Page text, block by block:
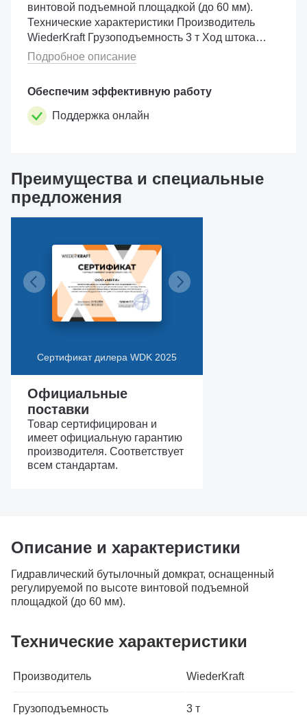
винтовой подъемной площадкой (до 60 мм).
Технические характеристики Производитель
WiederKraft Грузоподъемность 3 т Ход штока
118 мм Основание 92 x 100 мм Высота 194 мм
Вес 3,6 к�...
Подробное описание
Обеспечим эффективную работу
Поддержка онлайн
Преимущества и специальные
предложения
Сертификат дилера WDK 2025
Официальные
поставки
Товар сертифицирован и
имеет официальную гарантию
производителя. Соответствует
всем стандартам.
Описание и характеристики
Гидравлический бутылочный домкрат, оснащенный
регулируемой по высоте винтовой подъемной
площадкой (до 60 мм).
Технические характеристики
Производитель WiederKraft
Грузоподъемность 3 т